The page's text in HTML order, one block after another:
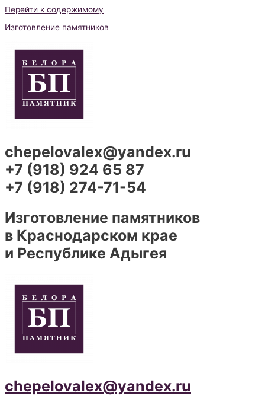
Перейти к содержимому
Изготовление памятников
chepelovalex@yandex.ru
+7 (918) 924 65 87
+7 (918) 274-71-54
Изготовление памятников
в Краснодарском крае
и Республике Адыгея
chepelovalex@yandex.ru